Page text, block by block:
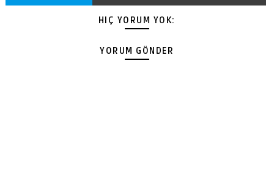
HIÇ YORUM YOK:
YORUM GÖNDER